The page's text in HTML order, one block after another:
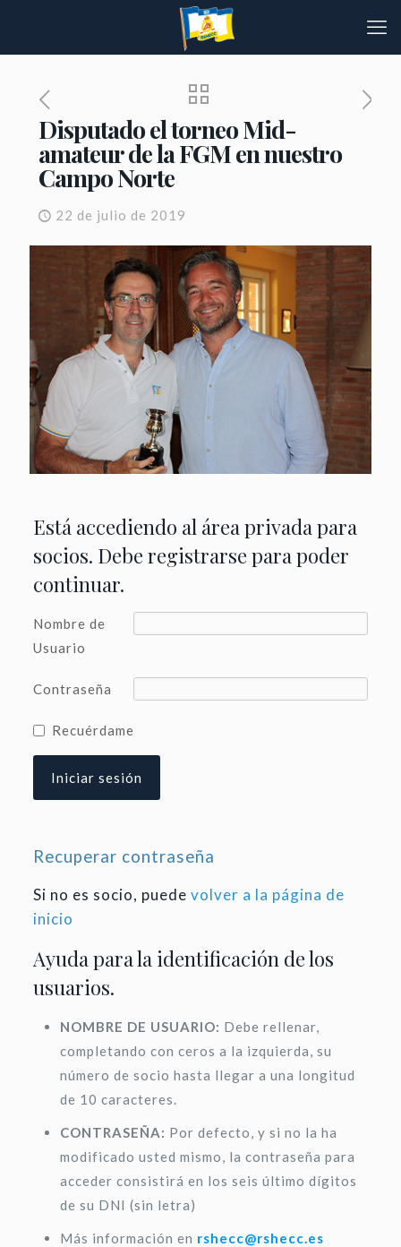
Disputado el torneo Mid-
amateur de la FGM en nuestro
Campo Norte
22 de julio de 2019
Está accediendo al área privada para
socios. Debe registrarse para poder
continuar.
Nombre de
Usuario
Contraseña
Recuérdame
Recuperar contraseña
Si no es socio, puede volver a la página de
inicio
Ayuda para la identificación de los
usuarios.
NOMBRE DE USUARIO: Debe rellenar,
completando con ceros a la izquierda, su
número de socio hasta llegar a una longitud
de 10 caracteres.
CONTRASEÑA: Por defecto, y si no la ha
modificado usted mismo, la contraseña para
acceder consistirá en los seis último dígitos
de su DNI (sin letra)
Más información en rshecc@rshecc.es